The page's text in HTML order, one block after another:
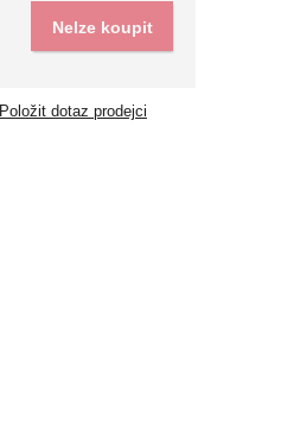
Nelze koupit
Položit dotaz prodejci